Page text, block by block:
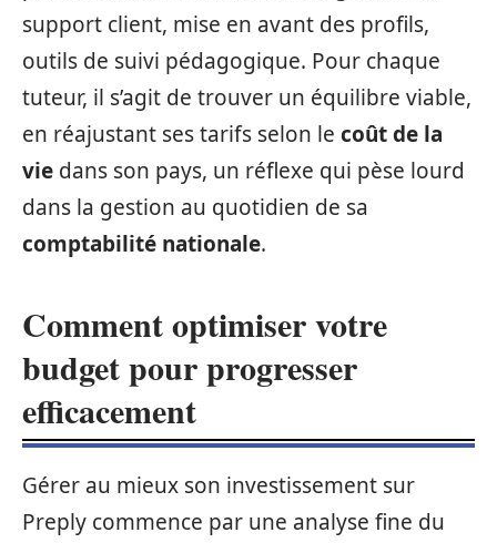
support client, mise en avant des profils,
outils de suivi pédagogique. Pour chaque
tuteur, il s’agit de trouver un équilibre viable,
en réajustant ses tarifs selon le coût de la
vie dans son pays, un réflexe qui pèse lourd
dans la gestion au quotidien de sa
comptabilité nationale.
Comment optimiser votre
budget pour progresser
efficacement
Gérer au mieux son investissement sur
Preply commence par une analyse fine du